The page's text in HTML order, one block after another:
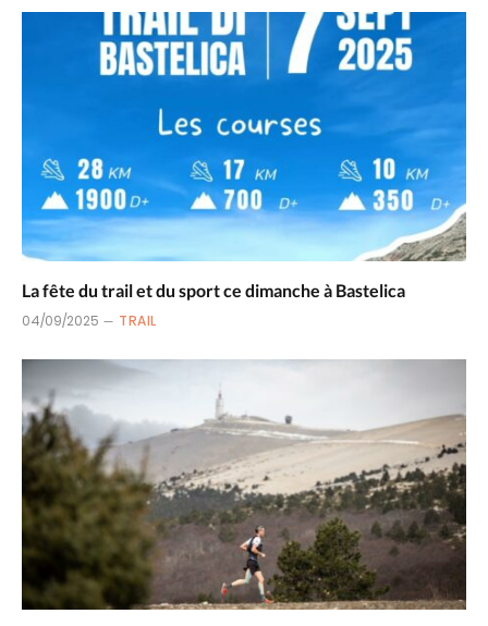
La fête du trail et du sport ce dimanche à Bastelica
04/09/2025 TRAIL